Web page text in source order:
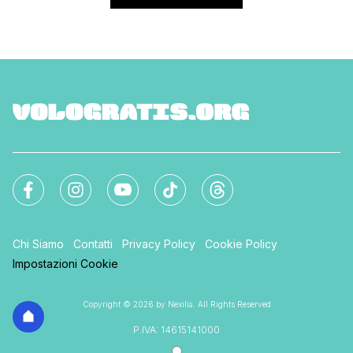
Chi Siamo Contatti Privacy Policy
Cookie Policy
Impostazioni Cookie
Copyright © 2026 by Nexilia. All Rights Reserved
P.IVA: 14615141000